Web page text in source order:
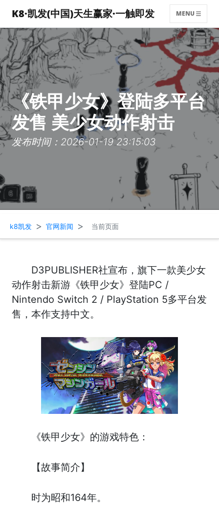
K8·凯发(中国)天生赢家·一触即发 MENU
《铁甲少女》登陆多平台
发售 美少女动作射击
发布时间：2026-01-19 23:15:03
k8凯发 > 官网新闻 > 当前页面
D3PUBLISHER社宣布，旗下一款美少女
动作射击新游《铁甲少女》登陆PC /
Nintendo Switch 2 / PlayStation 5多平台发
售，本作支持中文。
《铁甲少女》的游戏特色：
【故事简介】
时为昭和164年。